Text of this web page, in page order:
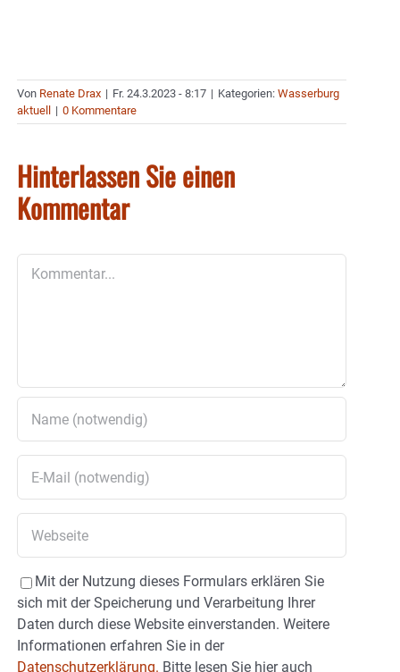
Von Renate Drax | Fr. 24.3.2023 - 8:17 | Kategorien: Wasserburg
aktuell
| 0 Kommentare
Hinterlassen Sie einen
Kommentar
Mit der Nutzung dieses Formulars erklären Sie
sich mit der Speicherung und Verarbeitung Ihrer
Daten durch diese Website einverstanden. Weitere
Informationen erfahren Sie in der
Datenschutzerklärung. Bitte lesen Sie hier auch